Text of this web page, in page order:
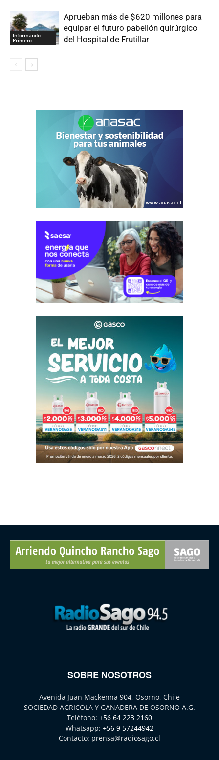
Informando
Primero
Aprueban más de $620 millones para
equipar el futuro pabellón quirúrgico
del Hospital de Frutillar
SOBRE NOSOTROS
Avenida Juan Mackenna 904, Osorno, Chile
SOCIEDAD AGRICOLA Y GANADERA DE OSORNO A.G.
Teléfono: +56 64 223 2160
Whatsapp: +56 9 57244942
Contacto: prensa@radiosago.cl